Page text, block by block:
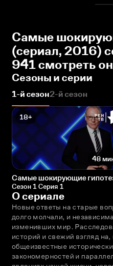
Самые
(сериал, 2016)
941 смотреть
Сезоны и серии
1-й сезон2-й сезон
18+
48
Самые шокирующие
Сезон 1 Серия 1
О сериале
Новые ответы на старые
долго молчали, и
изменивших мир.
историй и свежий взгляд на,
общеизвестные
закономерностей и